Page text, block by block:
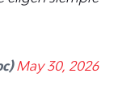
May 30, 2026